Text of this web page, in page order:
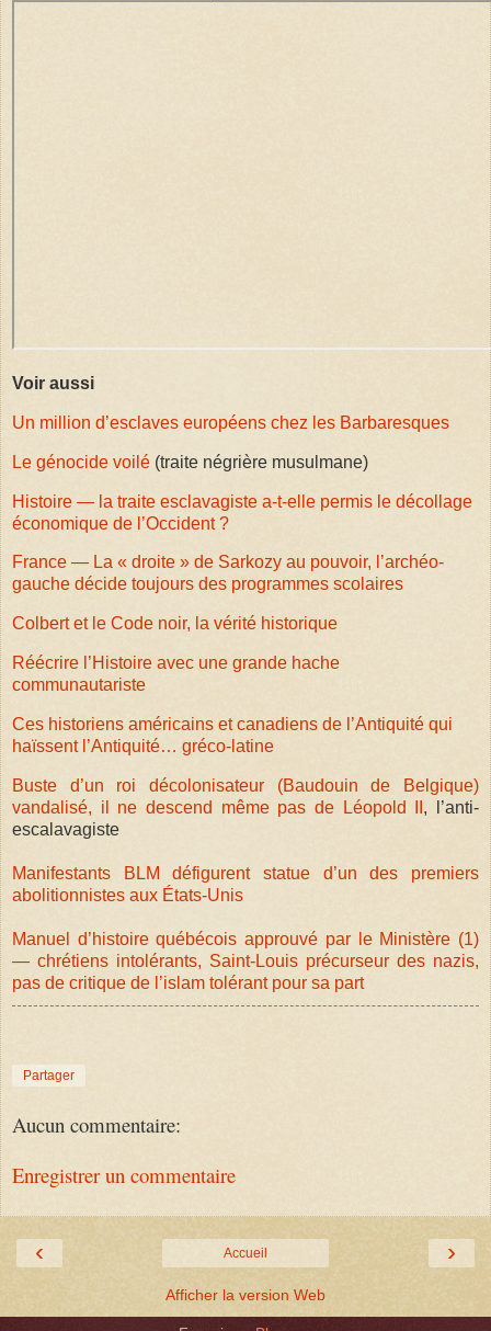
Voir aussi
Un million d’esclaves européens chez les Barbaresques
Le génocide voilé (traite négrière musulmane)
Histoire — la traite esclavagiste a-t-elle permis le décollage
économique de l’Occident ?
France — La « droite » de Sarkozy au pouvoir, l’archéo-
gauche décide toujours des programmes scolaires
Colbert et le Code noir, la vérité historique
Réécrire l’Histoire avec une grande hache
communautariste
Ces historiens américains et canadiens de l’Antiquité qui
haïssent l’Antiquité… gréco-latine
Buste d’un roi décolonisateur (Baudouin de Belgique)
vandalisé, il ne descend même pas de Léopold II , l’anti-
escalavagiste
Manifestants BLM défigurent statue d’un des premiers
abolitionnistes aux États-Unis
Manuel d’histoire québécois approuvé par le Ministère (1)
— chrétiens intolérants, Saint-Louis précurseur des nazis,
pas de critique de l’islam tolérant pour sa part
Partager
Aucun commentaire:
Enregistrer un commentaire
‹ ›
Accueil
Afficher la version Web